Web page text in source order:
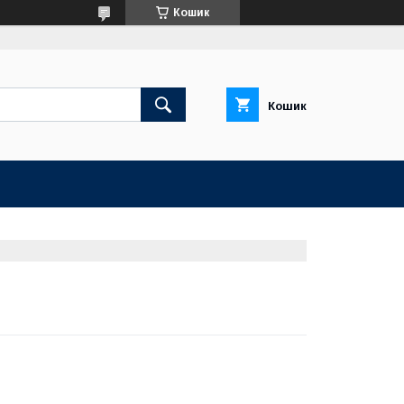
Кошик
Кошик